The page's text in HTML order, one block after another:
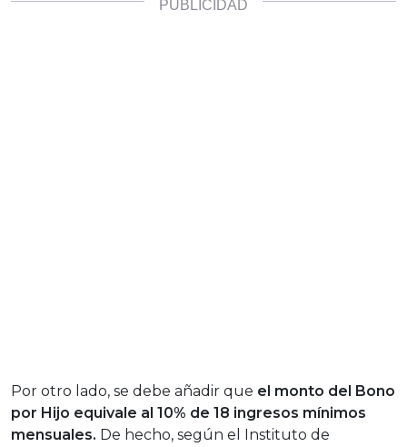
Por otro lado, se debe añadir que el monto del Bono
por Hijo equivale al 10% de 18 ingresos mínimos
mensuales. De hecho, según el Instituto de